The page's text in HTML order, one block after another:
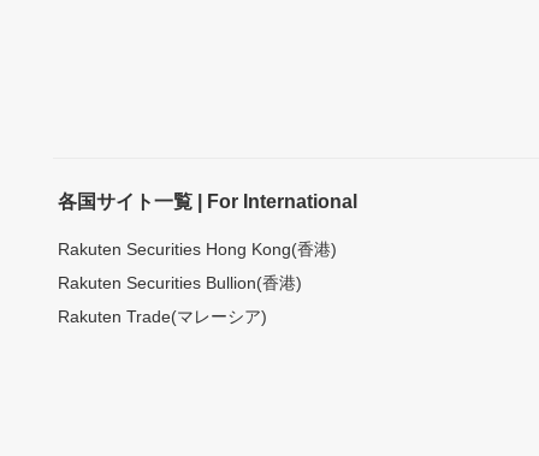
各国サイト一覧 | For International
Rakuten Securities Hong Kong(香港)
Rakuten Securities Bullion(香港)
Rakuten Trade(マレーシア)